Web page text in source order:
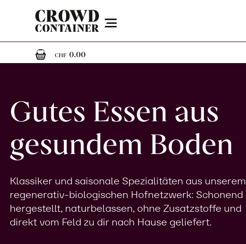
Menu
CHF 0.000 Artikel im Warenkorb
Gutes Essen aus
gesundem Boden
Klassiker und saisonale Spezialitäten aus unserem
regenerativ-biologischen Hofnetzwerk: Schonend
hergestellt, naturbelassen, ohne Zusatzstoffe und
direkt vom Feld zu dir nach Hause geliefert.